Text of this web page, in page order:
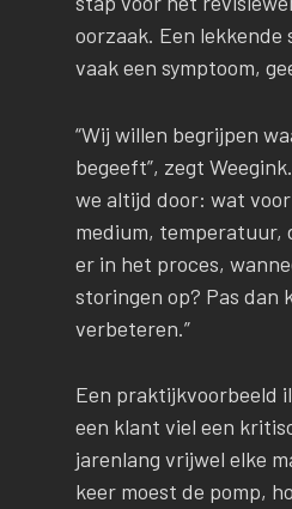
oorzaak. Een lekkende
vaak een symptoom,
“Wij willen begrijpen
begeeft”, zegt
we altijd door: wat
medium, temperatuur,
er in het proces,
storingen op? Pas dan
verbeteren.”
Een praktijkvoorbeeld
een klant viel een
jarenlang vrijwel elke
keer moest de pomp,